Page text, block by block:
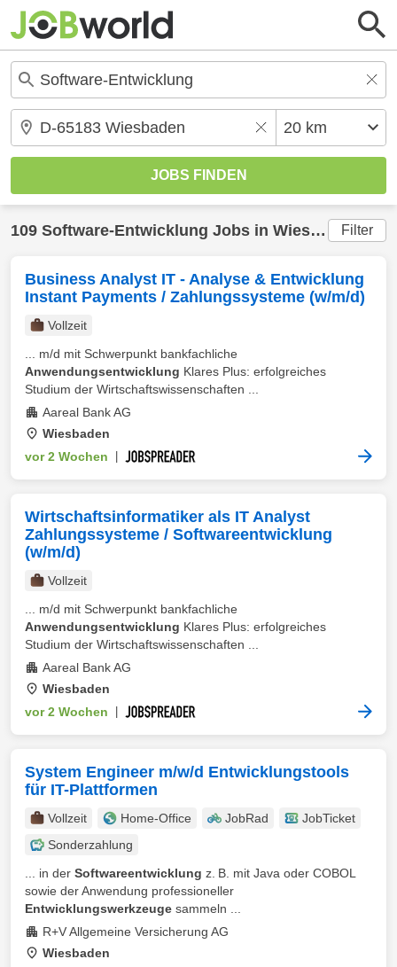
109 Software-Entwicklung Jobs in Wiesbaden (20
Filter
Business Analyst IT - Analyse & Entwicklung
Instant Payments / Zahlungssysteme (w/m/d)
Vollzeit
... m/d mit Schwerpunkt bankfachliche
Anwendungsentwicklung Klares Plus: erfolgreiches
Studium der Wirtschaftswissenschaften ...
Aareal Bank AG
Wiesbaden
vor 2 Wochen
Wirtschaftsinformatiker als IT Analyst
Zahlungssysteme / Softwareentwicklung
(w/m/d)
Vollzeit
... m/d mit Schwerpunkt bankfachliche
Anwendungsentwicklung Klares Plus: erfolgreiches
Studium der Wirtschaftswissenschaften ...
Aareal Bank AG
Wiesbaden
vor 2 Wochen
System Engineer m/w/d Entwicklungstools
für IT-Plattformen
Vollzeit Home-Office JobRad
JobTicket
Sonderzahlung
... in der Softwareentwicklung z. B. mit Java oder COBOL
sowie der Anwendung professioneller
Entwicklungswerkzeuge sammeln ...
R+V Allgemeine Versicherung AG
Wiesbaden